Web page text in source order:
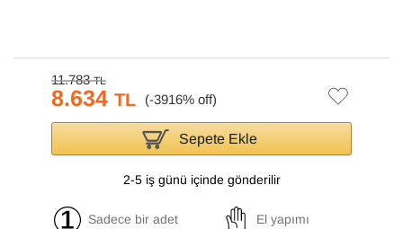
11.783TL
8.634 TL
Sepete Ekle
2-5 iş günü içinde gönderilir
Sadece bir adet El yapımı